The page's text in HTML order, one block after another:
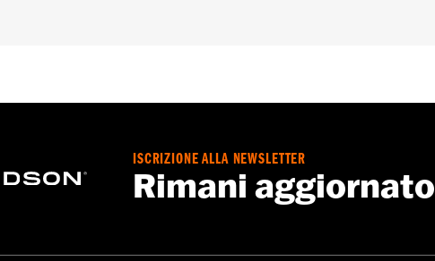
ISCRIZIONE ALLA NEWSLETTER
Rimani aggiornato